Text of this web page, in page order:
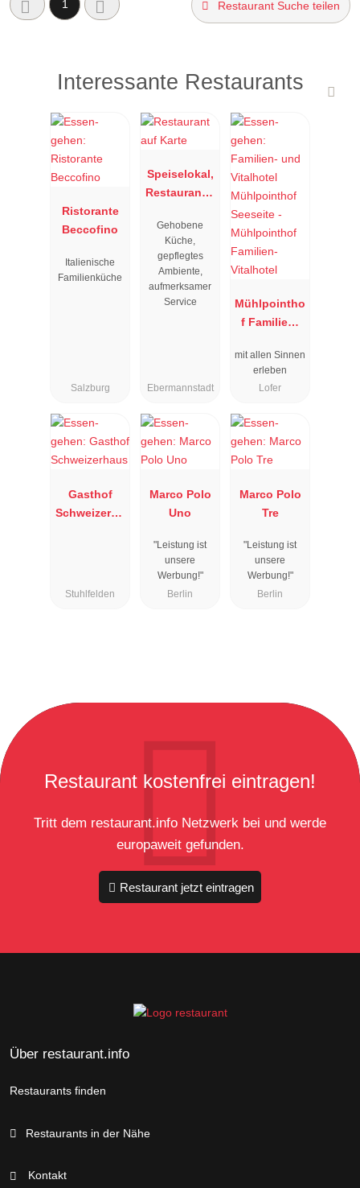
1 Restaurant Suche teilen
Interessante Restaurants
Ristorante
Beccofino
Italienische
Familienküche
Salzburg
Speiselokal,
Restaurant "
"
Gehobene
Küche,
gepflegtes
Ambiente,
aufmerksamer
Service
Ebermannstadt
Mühlpointho
f Familien-
mit allen Sinnen
erleben
Lofer
Gasthof
Schweizerha
Stuhlfelden
Marco Polo
Uno
"Leistung ist
unsere
Werbung!"
Berlin
Marco Polo
Tre
"Leistung ist
unsere
Werbung!"
Berlin
Restaurant kostenfrei eintragen!
Tritt dem restaurant.info Netzwerk bei und werde
europaweit gefunden.
Restaurant jetzt eintragen
Über restaurant.info
Restaurants finden
Restaurants in der Nähe
Kontakt